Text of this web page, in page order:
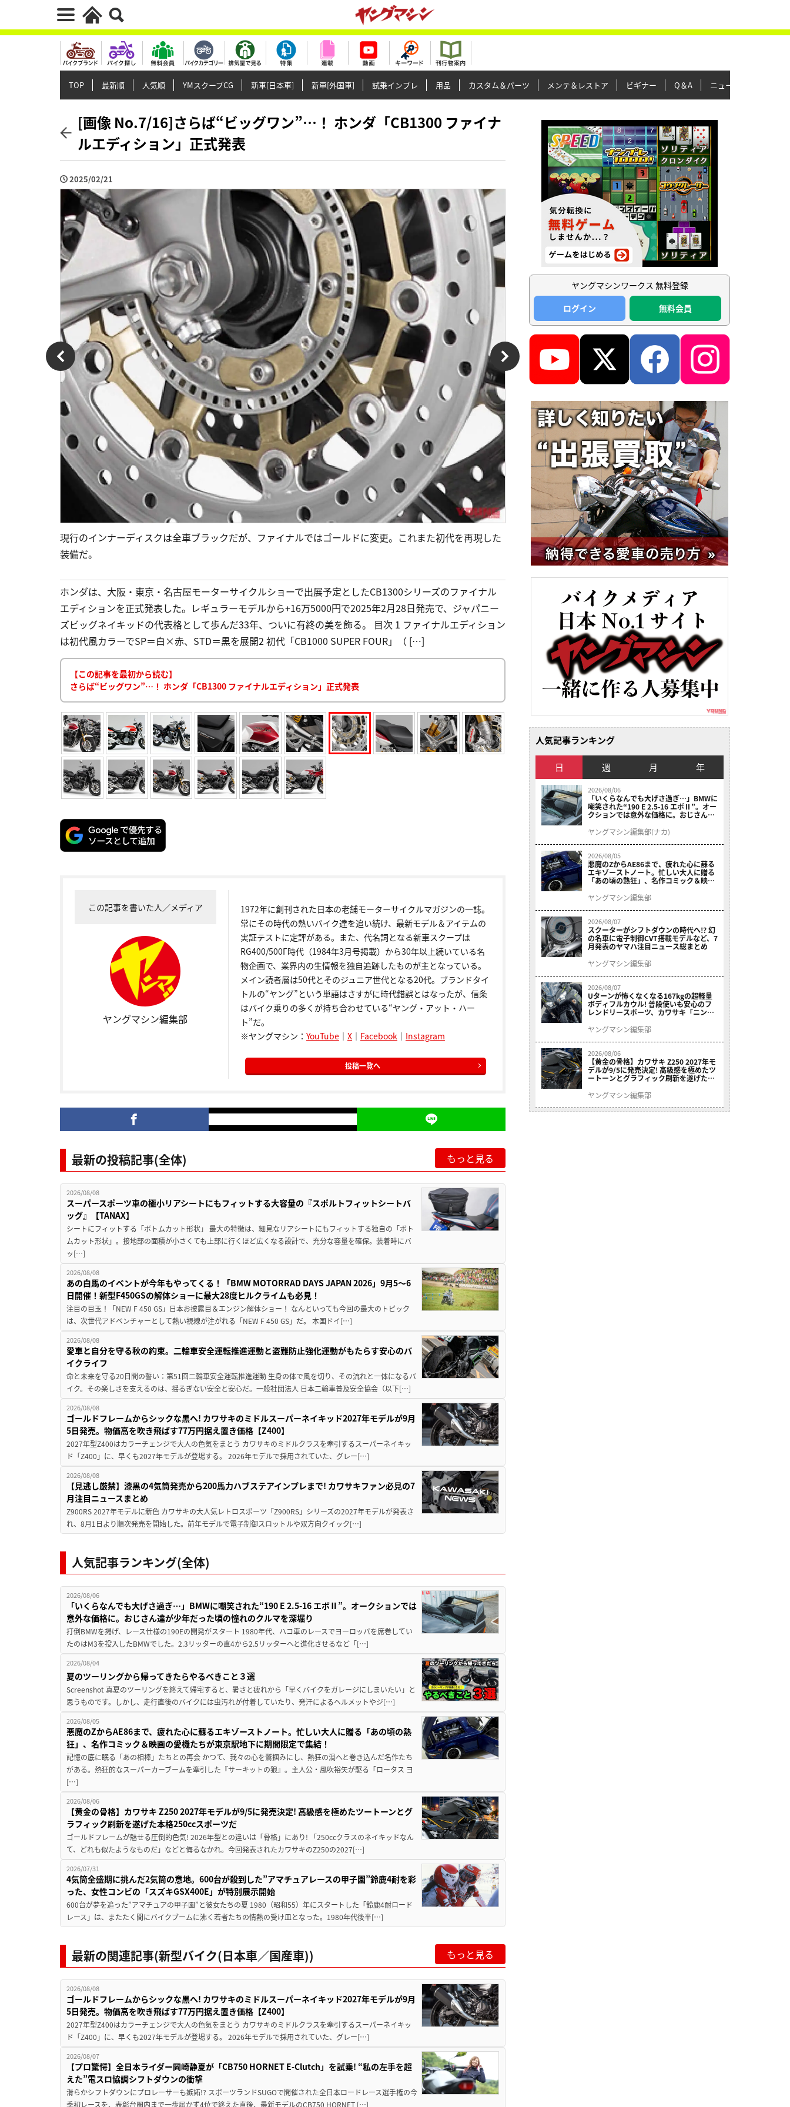
TOP 最新順 人気順 YMスクープCG 新車[日本車] 新車[外国車] 試乗インプレ 用品 カスタム＆パーツ メンテ＆レストア ビギナー Q＆A ニュース＆トピックス
[画像 No.7/16]さらば“ビッグワン”…！ ホンダ「CB1300 ファイナ
ルエディション」正式発表
2025/02/21
現行のインナーディスクは全車ブラックだが、ファイナルではゴールドに変更。これまた初代を再現した
装備だ。
ホンダは、大阪・東京・名古屋モーターサイクルショーで出展予定としたCB1300シリーズのファイナル
エディションを正式発表した。レギュラーモデルから+16万5000円で2025年2月28日発売で、ジャパニー
ズビッグネイキッドの代表格として歩んだ33年、ついに有終の美を飾る。 目次 1 ファイナルエディション
は初代風カラーでSP＝白×赤、STD＝黒を展開2 初代「CB1000 SUPER FOUR」（ […]
【この記事を最初から読む】
さらば“ビッグワン”…！ ホンダ「CB1300 ファイナルエディション」正式発表
この記事を書いた人／メディア
ヤングマシン編集部
1972年に創刊された日本の老舗モーターサイクルマガジンの一誌。
常にその時代の熱いバイク達を追い続け、最新モデル＆アイテムの
実証テストに定評がある。また、代名詞となる新車スクープは
RG400/500Γ時代（1984年3月号掲載）から30年以上続いている名
物企画で、業界内の生情報を独自追跡したものが主となっている。
メイン読者層は50代とそのジュニア世代となる20代。ブランドタイ
トルの“ヤング”という単語はさすがに時代錯誤とはなったが、信条
はバイク乗りの多くが持ち合わせている“ヤング・アット・ハー
ト”だ。
※ヤングマシン： YouTube｜ X｜ Facebook｜ Instagram
投稿一覧へ
最新の投稿記事(全体) もっと見る
2026/08/08
スーパースポーツ車の極小リアシートにもフィットする大容量の『スポルトフィットシートバ
ッグ』【TANAX】
シートにフィットする「ボトムカット形状」 最大の特徴は、細見なリアシートにもフィットする独自の「ボト
ムカット形状」。接地部の面積が小さくても上部に行くほど広くなる設計で、充分な容量を確保。装着時にバ
ッ[…]
2026/08/08
あの白馬のイベントが今年もやってくる！「BMW MOTORRAD DAYS JAPAN 2026」9月5〜6
日開催！新型F450GSの解体ショーに最大28度ヒルクライムも必見！
注目の目玉！「NEW F 450 GS」日本お披露目＆エンジン解体ショー！ なんといっても今回の最大のトピック
は、次世代アドベンチャーとして熱い視線が注がれる「NEW F 450 GS」だ。 本国ドイ[…]
2026/08/08
愛車と自分を守る秋の約束。二輪車安全運転推進運動と盗難防止強化運動がもたらす安心のバ
イクライフ
命と未来を守る20日間の誓い：第51回二輪車安全運転推進運動 生身の体で風を切り、その流れと一体になるバ
イク。その楽しさを支えるのは、揺るぎない安全と安心だ。一般社団法人 日本二輪車普及安全協会（以下[…]
2026/08/08
ゴールドフレームからシックな黒へ! カワサキのミドルスーパーネイキッド2027年モデルが9月
5日発売。物価高を吹き飛ばす77万円据え置き価格【Z400】
2027年型Z400はカラーチェンジで大人の色気をまとう カワサキのミドルクラスを牽引するスーパーネイキッ
ド「Z400」に、早くも2027年モデルが登場する。 2026年モデルで採用されていた、グレー[…]
2026/08/08
【見逃し厳禁】漆黒の4気筒発売から200馬力ハブステアインプレまで! カワサキファン必見の7
月注目ニュースまとめ
Z900RS 2027年モデルに新色 カワサキの大人気レトロスポーツ「Z900RS」シリーズの2027年モデルが発表さ
れ、8月1日より順次発売を開始した。前年モデルで電子制御スロットルや双方向クイック[…]
人気記事ランキング(全体)
2026/08/06
「いくらなんでも大げさ過ぎ…」BMWに嘲笑された“190 E 2.5-16 エボⅡ”。オークションでは
意外な価格に。おじさん達が少年だった頃の憧れのクルマを深堀り
打倒BMWを掲げ、レース仕様の190Eの開発がスタート 1980年代、ハコ車のレースでヨーロッパを席巻してい
たのはM3を投入したBMWでした。2.3リッターの直4から2.5リッターへと進化させるなど「[…]
2026/08/04
夏のツーリングから帰ってきたらやるべきこと３選
Screenshot 真夏のツーリングを終えて帰宅すると、暑さと疲れから「早くバイクをガレージにしまいたい」と
思うものです。しかし、走行直後のバイクには虫汚れが付着していたり、発汗によるヘルメットやジ[…]
2026/08/05
悪魔のZからAE86まで、疲れた心に蘇るエキゾーストノート。忙しい大人に贈る「あの頃の熱
狂」、名作コミック＆映画の愛機たちが東京駅地下に期間限定で集結！
記憶の底に眠る「あの相棒」たちとの再会 かつて、我々の心を鷲掴みにし、熱狂の渦へと巻き込んだ名作たち
がある。熱狂的なスーパーカーブームを牽引した『サーキットの狼』。主人公・風吹裕矢が駆る「ロータス ヨ
[…]
2026/08/06
【黄金の骨格】カワサキ Z250 2027年モデルが9/5に発売決定! 高級感を極めたツートーンとグ
ラフィック刷新を遂げた本格250ccスポーツだ
ゴールドフレームが魅せる圧倒的色気! 2026年型との違いは「骨格」にあり! 「250ccクラスのネイキッドなん
て、どれも似たようなものだ」などと侮るなかれ。今回発表されたカワサキのZ250の2027[…]
2026/07/31
4気筒全盛期に挑んだ2気筒の意地。600台が殺到した”アマチュアレースの甲子園”鈴鹿4耐を彩
った、女性コンビの「スズキGSX400E」が特別展示開始
600台が夢を追った”アマチュアの甲子園”と彼女たちの夏 1980（昭和55）年にスタートした「鈴鹿4耐ロード
レース」は、またたく間にバイクブームに沸く若者たちの情熱の受け皿となった。1980年代後半[…]
最新の関連記事(新型バイク(日本車／国産車)) もっと見る
2026/08/08
ゴールドフレームからシックな黒へ! カワサキのミドルスーパーネイキッド2027年モデルが9月
5日発売。物価高を吹き飛ばす77万円据え置き価格【Z400】
2027年型Z400はカラーチェンジで大人の色気をまとう カワサキのミドルクラスを牽引するスーパーネイキッ
ド「Z400」に、早くも2027年モデルが登場する。 2026年モデルで採用されていた、グレー[…]
2026/08/07
【プロ驚愕】全日本ライダー岡崎静夏が「CB750 HORNET E-Clutch」を試乗! “私の左手を超
えた”電スロ協調シフトダウンの衝撃
滑らかシフトダウンにプロレーサーも嫉妬!? スポーツランドSUGOで開催された全日本ロードレース選手権の今
季初レースを、表彰台圏内まで一歩届かず4位で終えた直後、最新モデルのCB750 HORNET […]
ヤングマシンワークス 無料登録
ログイン
無料会員
人気記事ランキング
日 週 月 年
2026/08/06
「いくらなんでも大げさ過ぎ…」BMWに
嘲笑された“190 E 2.5-16 エボⅡ”。オー
クションでは意外な価格に。おじさん達
ヤングマシン編集部(ナカ)
2026/08/05
悪魔のZからAE86まで、疲れた心に蘇る
エキゾーストノート。忙しい大人に贈る
「あの頃の熱狂」、名作コミック＆映画
結！
ヤングマシン編集部
2026/08/07
スクーターがシフトダウンの時代へ!? 幻
の名車に電子制御CVT搭載モデルなど、7
月発表のヤマハ注目ニュース総まとめ
ヤングマシン編集部
2026/08/07
Uターンが怖くなくなる167kgの超軽量
ボディフルカウル! 普段使いも安心のフ
レンドリースポーツ、カワサキ「ニンジ
9/5発売
ヤングマシン編集部
2026/08/06
【黄金の骨格】カワサキ Z250 2027年モ
デルが9/5に発売決定! 高級感を極めたツ
ートーンとグラフィック刷新を遂げた本
ヤングマシン編集部